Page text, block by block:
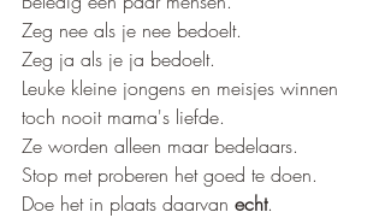
Zeg nee als je nee bedoelt.
Zeg ja als je ja bedoelt.
Leuke kleine jongens en meisjes winnen
toch nooit mama's liefde.
Ze worden alleen maar bedelaars.
Stop met proberen het goed te doen.
Doe het in plaats daarvan echt.